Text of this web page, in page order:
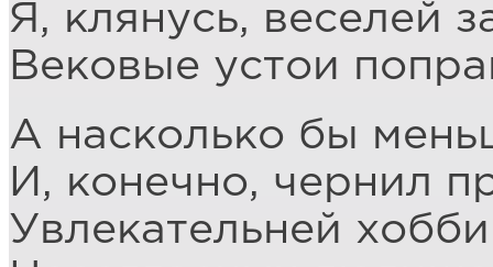
Я, клянусь, веселей
Вековые устои
А насколько бы
И, конечно, чернил
Увлекательней